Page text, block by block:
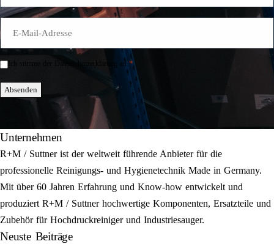
Mail
Einwilligung
Ich stimme der Datenschutzerklärung zu.*
Absenden
Unternehmen
R+M / Suttner ist der weltweit führende Anbieter für die
professionelle Reinigungs- und Hygienetechnik Made in Germany.
Mit über 60 Jahren Erfahrung und Know-how entwickelt und
produziert R+M / Suttner hochwertige Komponenten, Ersatzteile und
Zubehör für Hochdruckreiniger und Industriesauger.
Neuste Beiträge